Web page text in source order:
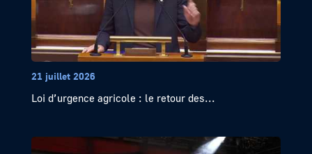
21 juillet 2026
Loi d’urgence agricole : le retour des...